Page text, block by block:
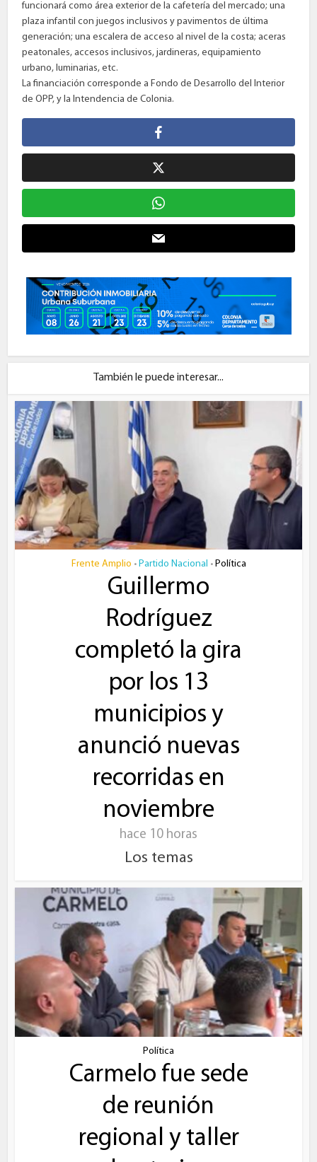
funcionará como área exterior de la cafetería del mercado; una
plaza infantil con juegos inclusivos y pavimentos de última
generación; una escalera de acceso al nivel de la costa; aceras
peatonales, accesos inclusivos, jardineras, equipamiento
urbano, luminarias, etc.
La financiación corresponde a Fondo de Desarrollo del Interior
de OPP, y la Intendencia de Colonia.
También le puede interesar...
Frente Amplio • Partido Nacional • Política
Guillermo
Rodríguez
completó la gira
por los 13
municipios y
anunció nuevas
recorridas en
noviembre
hace 10 horas
Los temas
Política
Carmelo fue sede
de reunión
regional y taller